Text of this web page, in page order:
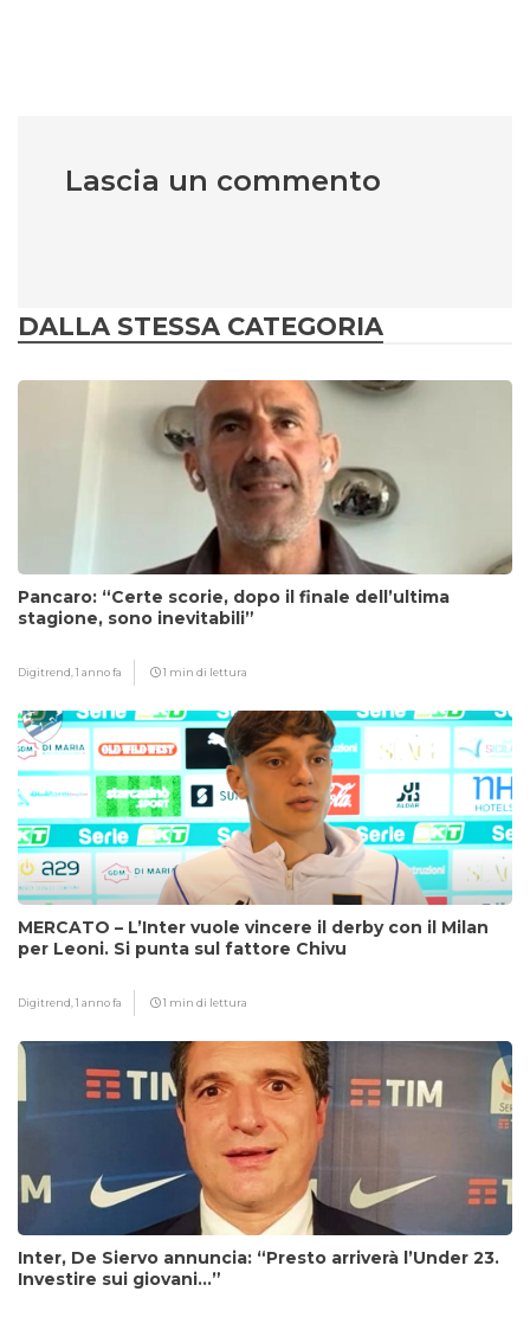
Lascia un commento
DALLA STESSA CATEGORIA
Pancaro: “Certe scorie, dopo il finale dell’ultima
stagione, sono inevitabili”
Digitrend,1 anno fa 1 min di lettura
MERCATO – L’Inter vuole vincere il derby con il Milan
per Leoni. Si punta sul fattore Chivu
Digitrend,1 anno fa 1 min di lettura
Inter, De Siervo annuncia: “Presto arriverà l’Under 23.
Investire sui giovani…”